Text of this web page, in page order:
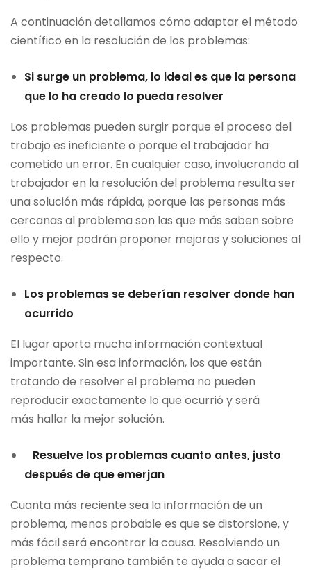
A continuación detallamos cómo adaptar el método
científico en la resolución de los problemas:
Si surge un problema, lo ideal es que la persona
que lo ha creado lo pueda resolver
Los problemas pueden surgir porque el proceso del
trabajo es ineficiente o porque el trabajador ha
cometido un error. En cualquier caso, involucrando al
trabajador en la resolución del problema resulta ser
una solución más rápida, porque las personas más
cercanas al problema son las que más saben sobre
ello y mejor podrán proponer mejoras y soluciones al
respecto.
Los problemas se deberían resolver donde han
ocurrido
El lugar aporta mucha información contextual
importante. Sin esa información, los que están
tratando de resolver el problema no pueden
reproducir exactamente lo que ocurrió y será
más hallar la mejor solución.
Resuelve los problemas cuanto antes, justo
después de que emerjan
Cuanta más reciente sea la información de un
problema, menos probable es que se distorsione, y
más fácil será encontrar la causa. Resolviendo un
problema temprano también te ayuda a sacar el